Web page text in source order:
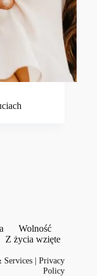
Wolność
Z życia wzięte
Services |Privacy
Policy